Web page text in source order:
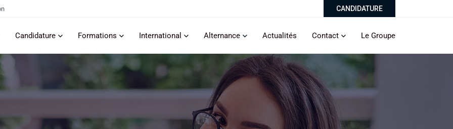
CANDIDATURE
Candidature Formations International Alternance Actualités Contact Le Groupe